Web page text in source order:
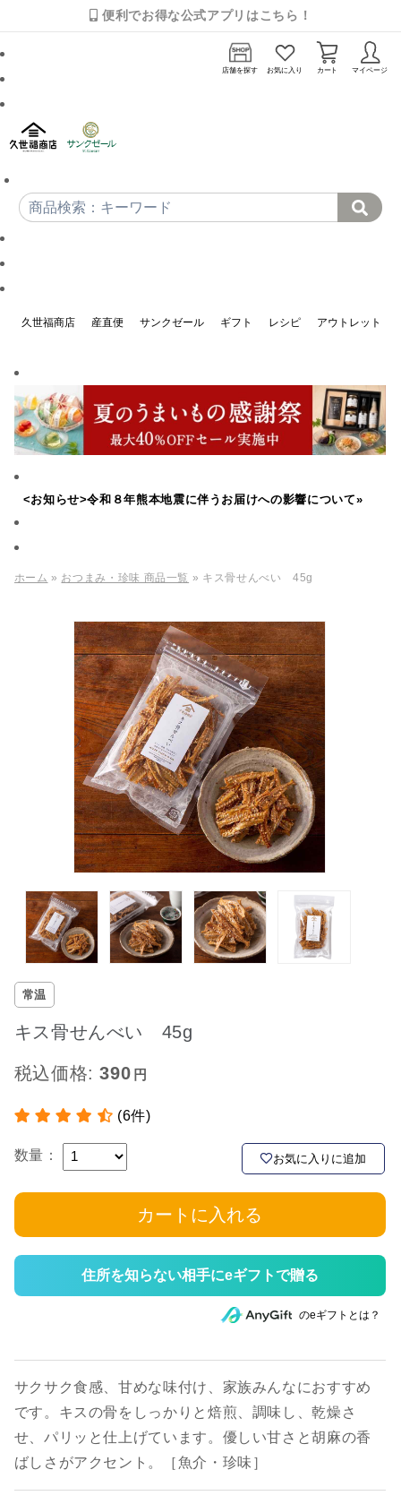
便利でお得な公式アプリはこちら！
店舗を探す お気に入り カート マイページ
久世福商店 産直便 サンクゼール ギフト レシピ アウトレット
<お知らせ>令和８年熊本地震に伴うお届けへの影響について»
ホーム » おつまみ・珍味 商品一覧 » キス骨せんべい 45g
常温
キス骨せんべい 45g
税込価格:390
(6件)
数量： お気に入りに追加
カートに入れる
住所を知らない相手にeギフトで贈る
のeギフトとは？
サクサク食感、甘めな味付け、家族みんなにおすすめ
です。キスの骨をしっかりと焙煎、調味し、乾燥さ
せ、パリッと仕上げています。優しい甘さと胡麻の香
ばしさがアクセント。［魚介・珍味］